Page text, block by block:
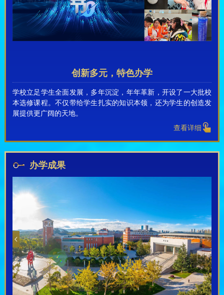
创新多元，特色办学
学校立足学生全面发展，多年沉淀，年年革新，开设了一大批校
本选修课程。不仅带给学生扎实的知识本领，还为学生的创造发
展提供更广阔的天地。
查看详细
办学成果